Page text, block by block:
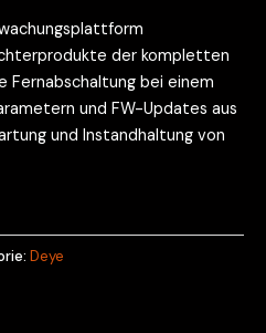
der kompletten
Fernabschaltung bei einem
und FW-Updates aus
und Instandhaltung von
Deye